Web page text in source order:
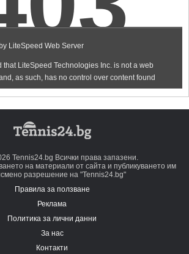
Tennis24.bg Всички права запазени.
на материали от сайта и публикуването им
разрешение на "Tennis24.bg"
Правила за ползване
Реклама
Политика за лични данни
За нас
Контакти